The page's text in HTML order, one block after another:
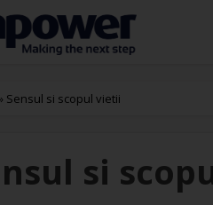
Sensul si scopul vietii
si